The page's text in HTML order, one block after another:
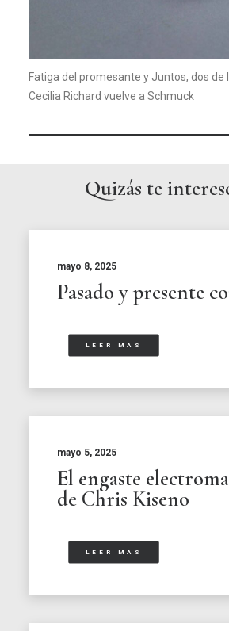
Fatiga del promesante y Juntos, dos de
Cecilia Richard vuelve a Schmuck
Quizás te
mayo 8, 2025
Pasado y presente
LEER MÁS
mayo 5, 2025
El engaste
de Chris Kiseno
LEER MÁS